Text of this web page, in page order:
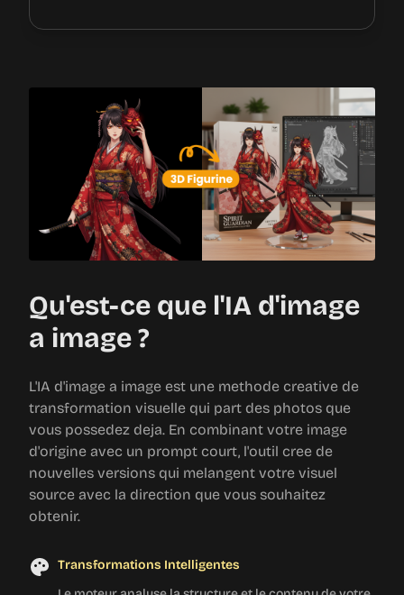
Qu'est-ce que l'IA d'image
a image ?
L'IA d'image a image est une methode creative de
transformation visuelle qui part des photos que
vous possedez deja. En combinant votre image
d'origine avec un prompt court, l'outil cree de
nouvelles versions qui melangent votre visuel
source avec la direction que vous souhaitez
obtenir.
Transformations Intelligentes